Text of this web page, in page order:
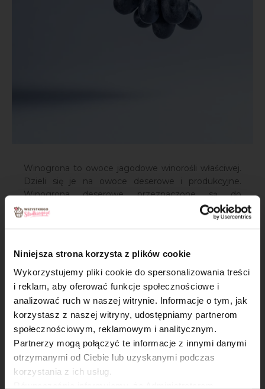
Niniejsza strona korzysta z plików cookie
Wykorzystujemy pliki cookie do spersonalizowania treści
i reklam, aby oferować funkcje społecznościowe i
analizować ruch w naszej witrynie. Informacje o tym, jak
korzystasz z naszej witryny, udostępniamy partnerom
społecznościowym, reklamowym i analitycznym.
Partnerzy mogą połączyć te informacje z innymi danymi
otrzymanymi od Ciebie lub uzyskanymi podczas
korzystania z ich usług.
Winogrona to owoce jagodowe winorośli właściwej.
Dzieli się je na owoce deserowe i produkcyjne.
Winogrona deserowe przeznaczone są do
bezpośredniego spożycia. Doskonale sprawdzą się
w ciastach z galaretką lub jako składnik deseru. Z
czyli rodzynki wykorzystywane są jako bakalie, do
muesli, deserów, sałatek oraz wypieków
(szczególnie do ciast drożdżowych lub babek).
Zobacz
Sprawdź przepisy
Spróbuj
×